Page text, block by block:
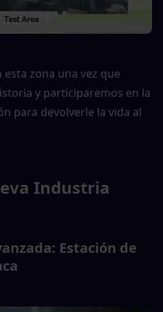
esta zona una vez que
y participaremos en la
para devolverle la vida al
Industria
Estación de